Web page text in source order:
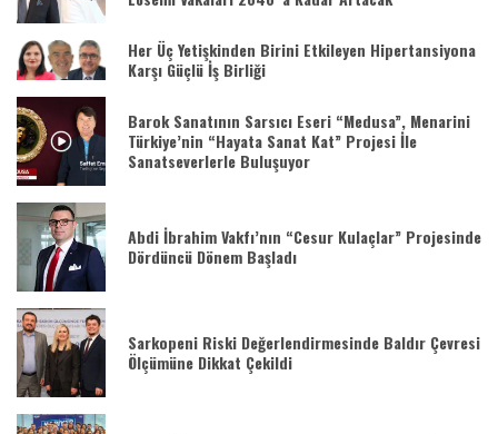
Her Üç Yetişkinden Birini Etkileyen Hipertansiyona
Karşı Güçlü İş Birliği
Barok Sanatının Sarsıcı Eseri “Medusa”, Menarini
Türkiye’nin “Hayata Sanat Kat” Projesi İle
Sanatseverlerle Buluşuyor
Abdi İbrahim Vakfı’nın “Cesur Kulaçlar” Projesinde
Dördüncü Dönem Başladı
Sarkopeni Riski Değerlendirmesinde Baldır Çevresi
Ölçümüne Dikkat Çekildi